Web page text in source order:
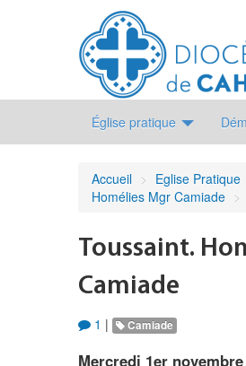
Église pratique
Accueil > Eglise Pratique
Homélies Mgr Camiade >
Toussaint.
Camiade
1 | Camiade
Mercredi 1er novembre